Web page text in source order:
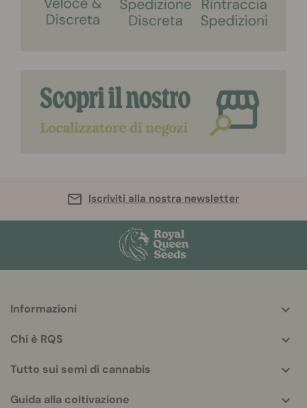
Iscriviti alla nostra newsletter
info
Informazioni
Chi è RQS
Tutto sui semi di cannabis
Guida alla coltivazione